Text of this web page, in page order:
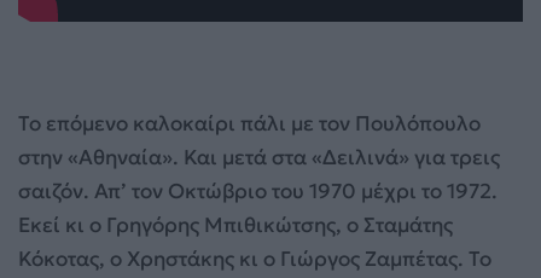
Το επόμενο καλοκαίρι πάλι με τον Πουλόπουλο
στην «Αθηναία». Και μετά στα «Δειλινά» για τρεις
σαιζόν. Απ’ τον Οκτώβριο του 1970 μέχρι το 1972.
Εκεί κι ο Γρηγόρης Μπιθικώτσης, ο Σταμάτης
Κόκοτας, ο Χρηστάκης κι ο Γιώργος Ζαμπέτας. Το